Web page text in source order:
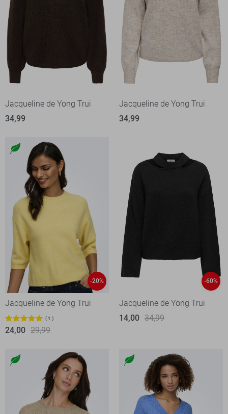
Jacqueline de Yong Trui
34,99
Jacqueline de Yong Trui
34,99
-20%
Jacqueline de Yong Trui
1
24,00 29,99
-60%
Jacqueline de Yong Trui
14,00 34,99